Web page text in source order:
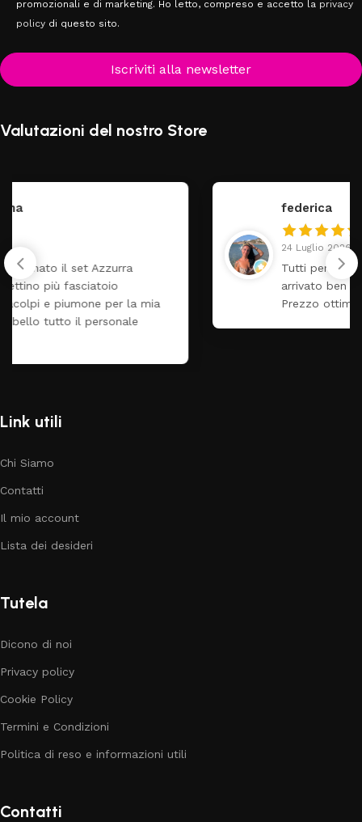
promozionali e di marketing. Ho letto, compreso e accetto la privacy
policy di questo sito.
Iscriviti alla newsletter
Valutazioni del nostro Store
Tutti perfetto! Ho ordinato un lettino che é
arrivato ben imballato dopo pochi giorni.
Prezzo ottimi rispetto la concorrenza
Link utili
Chi Siamo
Contatti
Il mio account
Lista dei desideri
Tutela
Dicono di noi
Privacy policy
Cookie Policy
Termini e Condizioni
Politica di reso e informazioni utili
Contatti